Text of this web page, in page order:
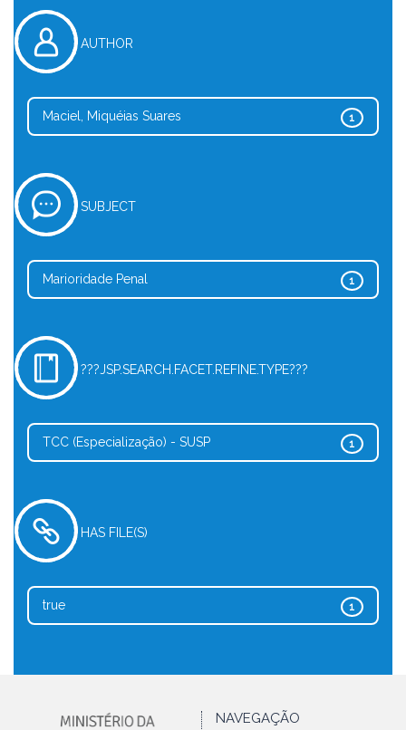
AUTHOR
1
Maciel, Miquéias Suares
SUBJECT
1
Marioridade Penal
???JSP.SEARCH.FACET.REFINE.TYPE???
1
TCC (Especialização) - SUSP
HAS FILE(S)
1
true
NAVEGAÇÃO